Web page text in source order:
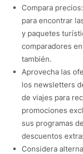
Compara
para encontrar
y paquetes
comparadores
también.
Aprovecha las
los newsletters
de viajes para
promociones
sus programas
descuentos
Considera